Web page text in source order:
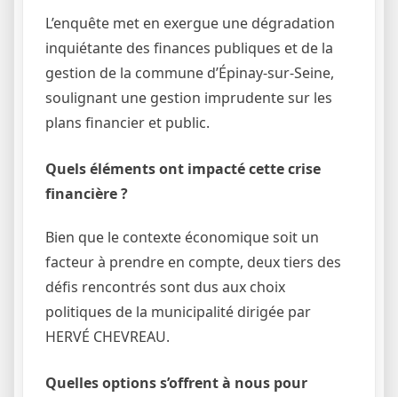
L’enquête met en exergue une dégradation
inquiétante des finances publiques et de la
gestion de la commune d’Épinay-sur-Seine,
soulignant une gestion imprudente sur les
plans financier et public.
Quels éléments ont impacté cette crise
financière ?
Bien que le contexte économique soit un
facteur à prendre en compte, deux tiers des
défis rencontrés sont dus aux choix
politiques de la municipalité dirigée par
HERVÉ CHEVREAU.
Quelles options s’offrent à nous pour